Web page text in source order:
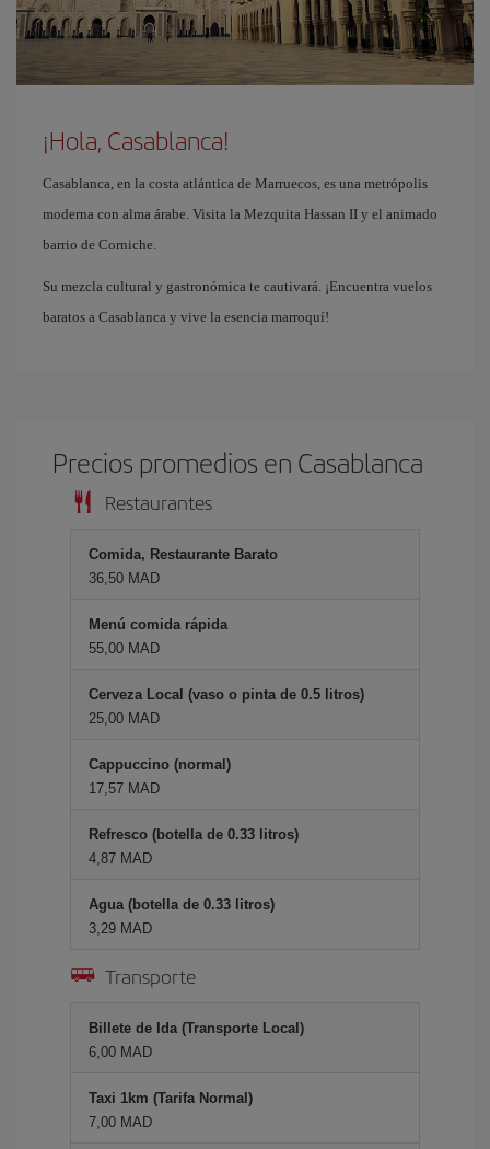
¡Hola, Casablanca!
Casablanca, en la costa atlántica de Marruecos, es una metrópolis
moderna con alma árabe. Visita la Mezquita Hassan II y el animado
barrio de Corniche.
Su mezcla cultural y gastronómica te cautivará. ¡Encuentra vuelos
baratos a Casablanca y vive la esencia marroquí!
Precios promedios en Casablanca
Restaurantes
Comida, Restaurante Barato
36,50 MAD
Menú comida rápida
55,00 MAD
Cerveza Local (vaso o pinta de 0.5 litros)
25,00 MAD
Cappuccino (normal)
17,57 MAD
Refresco (botella de 0.33 litros)
4,87 MAD
Agua (botella de 0.33 litros)
3,29 MAD
Transporte
Billete de Ida (Transporte Local)
6,00 MAD
Taxi 1km (Tarifa Normal)
7,00 MAD